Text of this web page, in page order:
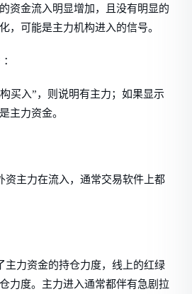
资金流入明显增加，且没有明显的
，可能是主力机构进入的信号。
买入”，则说明有主力；如果显示
主力资金。
资主力在流入，通常交易软件上都
主力资金的持仓力度，线上的红绿
力度。主力进入通常都伴有急剧拉